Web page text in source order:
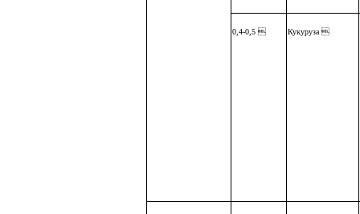
0,4-0,5  Кукуруза 